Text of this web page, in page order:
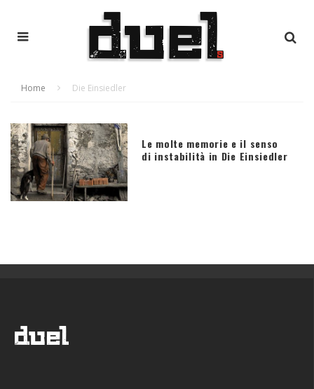
Home Die Einsiedler
Le molte memorie e il senso
di instabilità in Die Einsiedler